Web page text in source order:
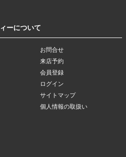
ーについて
お問合せ
来店予約
会員登録
ログイン
サイトマップ
個人情報の取扱い